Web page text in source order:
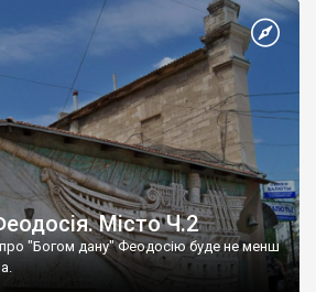
Місто Ч.2
про "Богом дану" Феодосію буде не менш